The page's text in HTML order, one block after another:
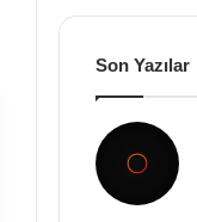
Son Yazılar